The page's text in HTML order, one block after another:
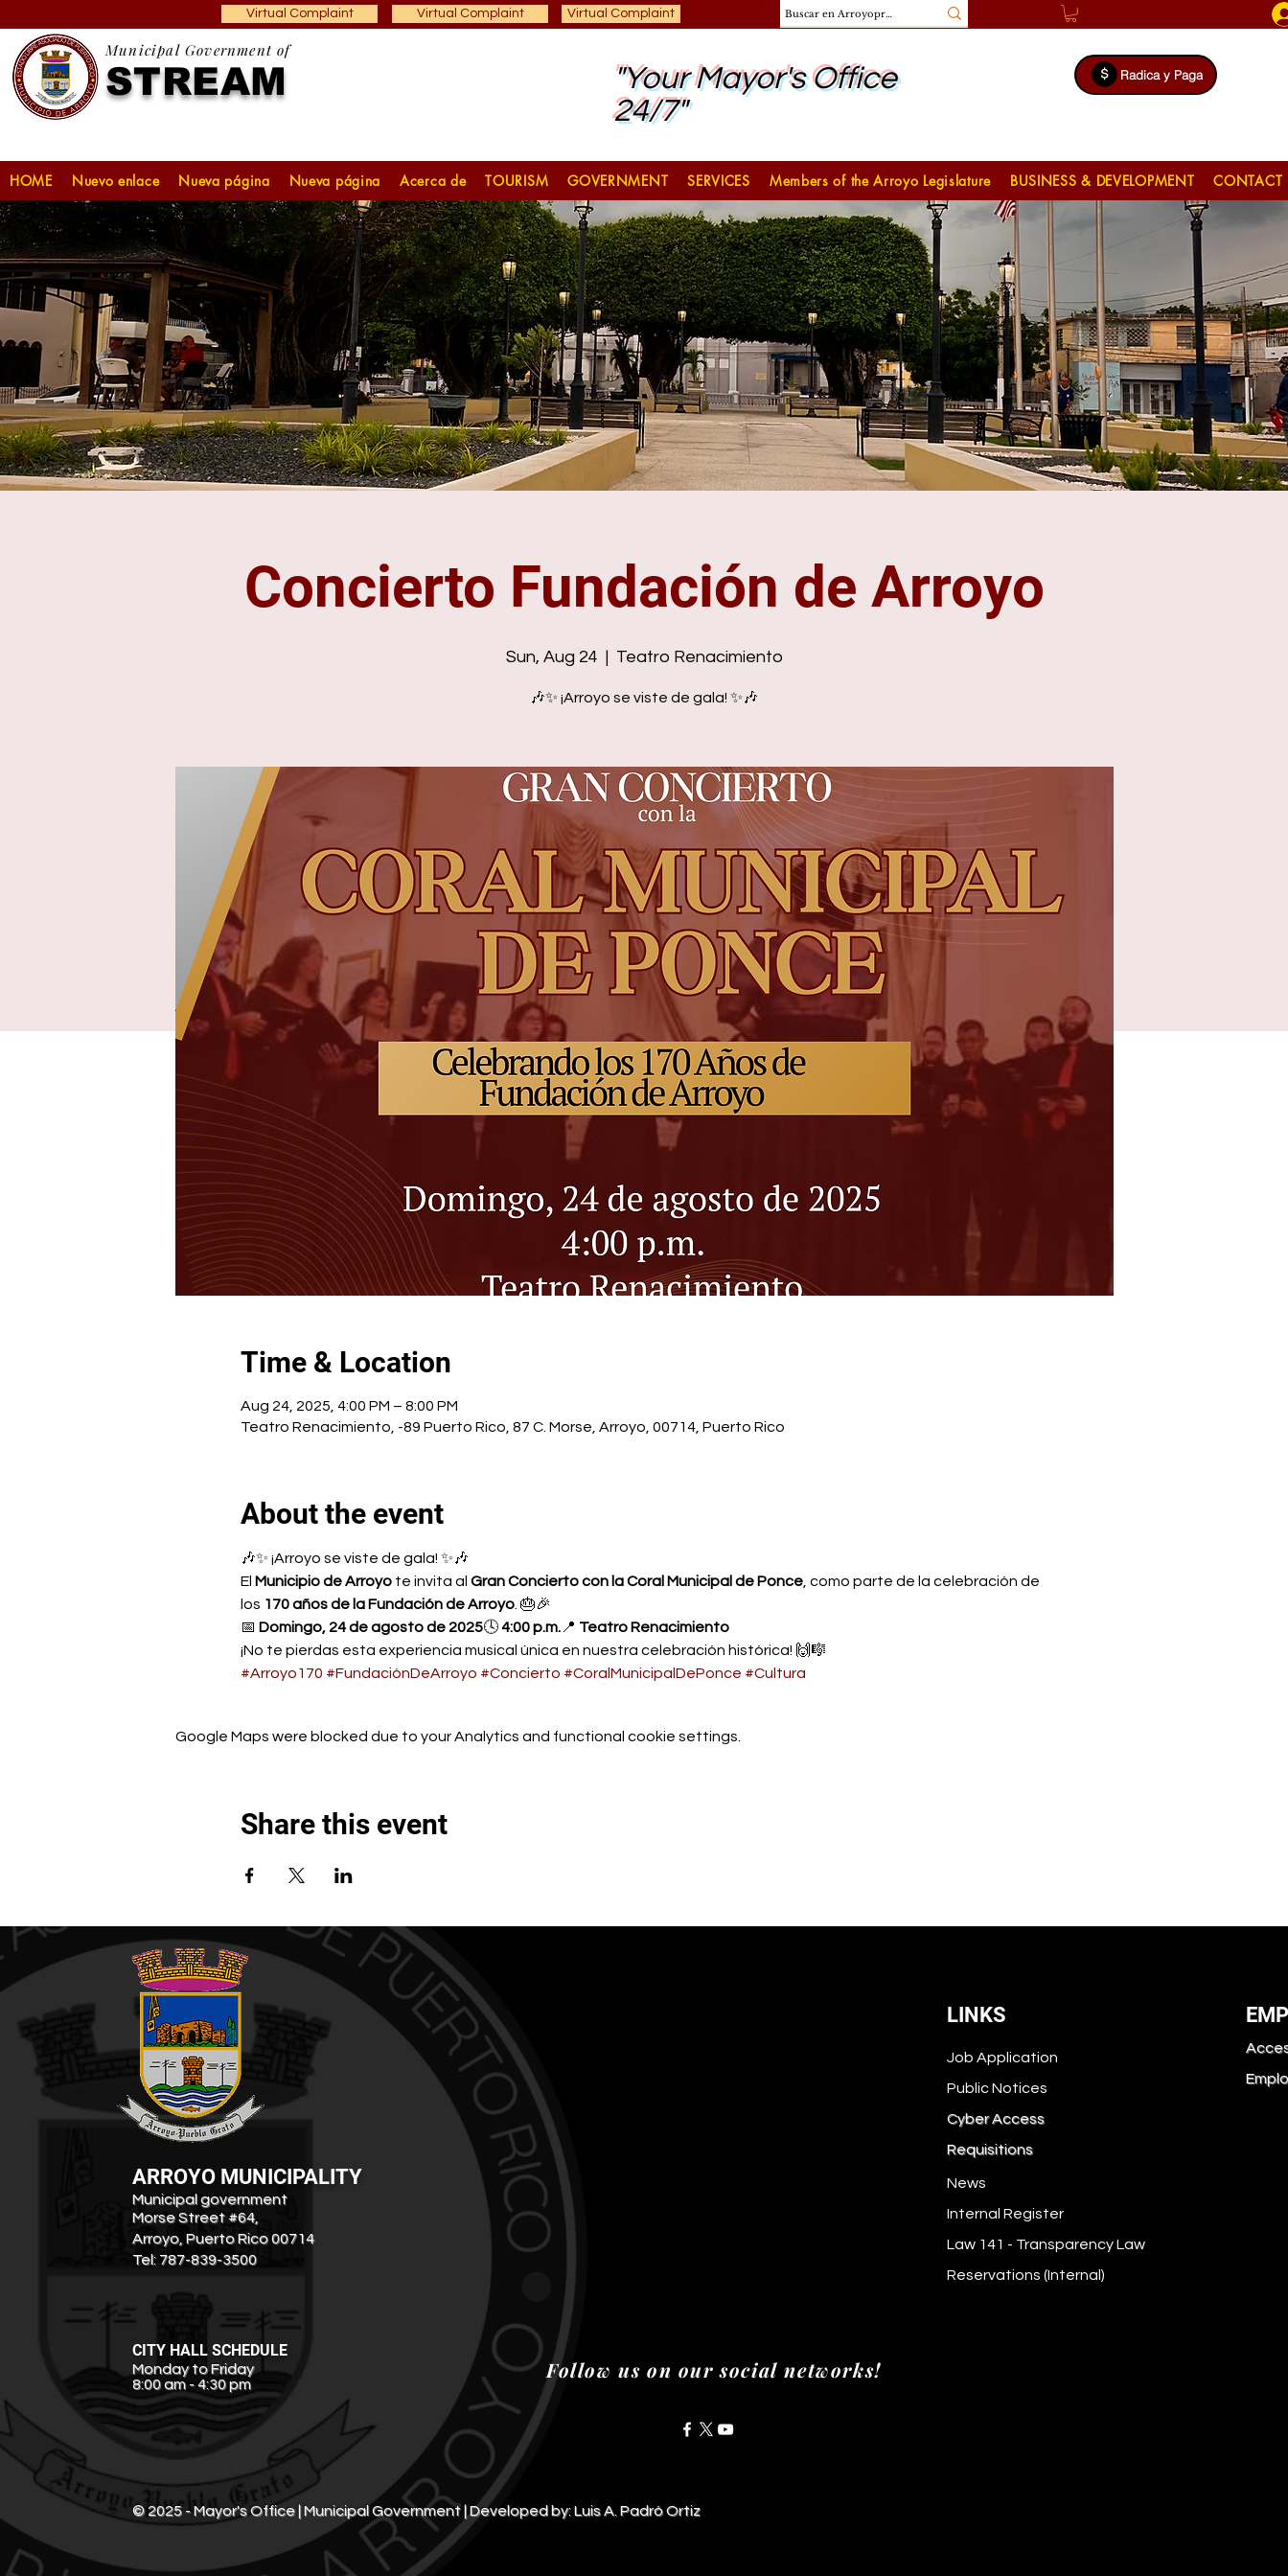
Virtual Complaint Virtual Complaint Virtual Complaint
Municipal Government of
STREAM
"Your Mayor's Office
24/7"
Radica y Paga
HOME Nuevo enlace Nueva página Nueva página Acerca de TOURISM GOVERNMENT SERVICES Members of the Arroyo Legislature BUSINESS & DEVELOPMENT CONTACT
Concierto Fundación de Arroyo
Sun, Aug 24
  |
Teatro Renacimiento
🎶✨ ¡Arroyo se viste de gala! ✨🎶
Time & Location
Aug 24, 2025, 4:00 PM – 8:00 PM
Teatro Renacimiento, -89 Puerto Rico, 87 C. Morse, Arroyo, 00714, Puerto Rico
About the event
🎶✨ ¡Arroyo se viste de gala! ✨🎶
El Municipio de Arroyo te invita al Gran Concierto con la Coral Municipal de Ponce, como parte de la celebración de
los 170 años de la Fundación de Arroyo. 🎂🎉
📅 Domingo, 24 de agosto de 2025🕓 4:00 p.m.📍 Teatro Renacimiento
¡No te pierdas esta experiencia musical única en nuestra celebración histórica! 🙌🎼
#Arroyo170 #FundaciónDeArroyo #Concierto #CoralMunicipalDePonce #Cultura
Google Maps were blocked due to your Analytics and functional cookie settings.
Share this event
ARROYO MUNICIPALITY
Municipal government
Morse Street #64,
Arroyo, Puerto Rico 00714
Tel: 787-839-3500
LINKS
Job Application
Public Notices
Cyber Access
Requisitions
News
Internal Register
Law 141 - Transparency Law
Reservations (Internal)
CITY HALL SCHEDULE
Monday to Friday
8:00 am - 4:30 pm
Follow us on our social networks!
© 2025 - Mayor's Office | Municipal Government | Developed by: Luis A. Padró Ortiz